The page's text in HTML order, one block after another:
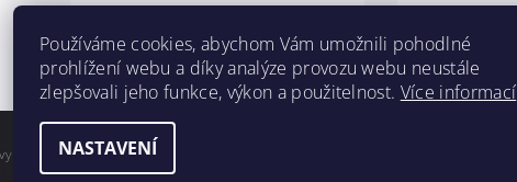
Používáme cookies, abychom Vám umožnili pohodlné
prohlížení webu a díky analýze provozu webu neustále
zlepšovali jeho funkce, výkon a použitelnost. Více informací
NASTAVENÍ